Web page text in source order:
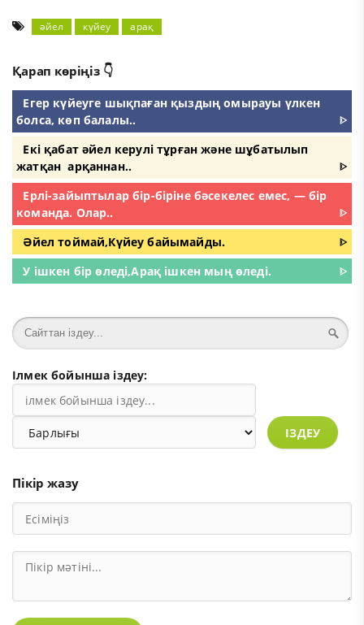
әйел күйеу арақ
Қарап көріңіз 👇
Егер күйеуге шықпаған қыздың омырауы үлкен
болса, көп балалы..
ᐈ
Екі қабат әйел керулі тұрған және шұбатылып
жатқан арқаннан..
ᐈ
Ерлі-зайыптылар бір-біріне бәсекелес емес, — бір
команда. Олар..
ᐈ
Әйел тоймай,Күйеу байымайды.
ᐈ
У ішкен бір өледі,Арақ ішкен мың өледі.
ᐈ
Ілмек бойынша іздеу:
ІЗДЕУ
Пікір жазу